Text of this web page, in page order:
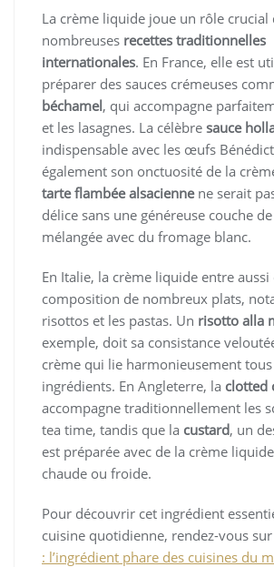
La crème liquide joue un rôle crucial
nombreuses recettes traditionnelles
internationales. En France, elle est
préparer des sauces crémeuses
béchamel, qui accompagne
et les lasagnes. La célèbre sauce
indispensable avec les œufs
également son onctuosité de la
tarte flambée alsaciennene serait
délice sans une généreuse couche
mélangée avec du fromage blanc.
En Italie, la crème liquide entre aussi
composition de nombreux plats,
risottos et les pastas. Un risotto alla
exemple, doit sa consistance
crème qui lie harmonieusement
ingrédients. En Angleterre, la clotted
accompagne traditionnellement les
tea time, tandis que la custard, un
est préparée avec de la crème
chaude ou froide.
Pour découvrir cet ingrédient
cuisine quotidienne, rendez-vous sur
: l’ingrédient phare des cuisines du